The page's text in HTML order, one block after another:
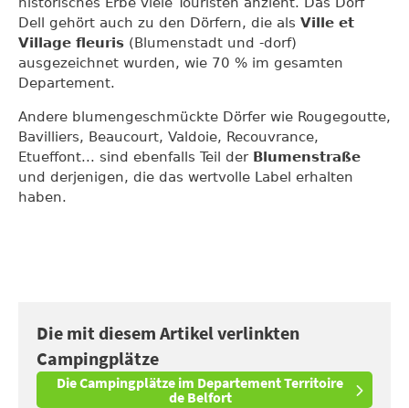
Dell gehört auch zu den Dörfern, die als Ville et
Village fleuris (Blumenstadt und -dorf)
ausgezeichnet wurden, wie 70 % im gesamten
Departement.
Andere blumengeschmückte Dörfer wie Rougegoutte,
Bavilliers, Beaucourt, Valdoie, Recouvrance,
Etueffont... sind ebenfalls Teil der Blumenstraße
und derjenigen, die das wertvolle Label erhalten
haben.
Die mit diesem Artikel verlinkten
Campingplätze
Die Campingplätze im Departement Territoire
de Belfort